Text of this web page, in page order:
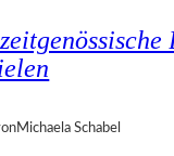
Michaela Schabel